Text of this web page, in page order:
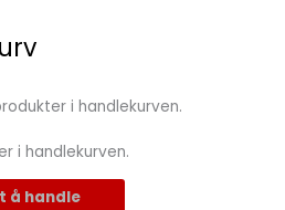
i handlekurven.
i handlekurven.
å handle